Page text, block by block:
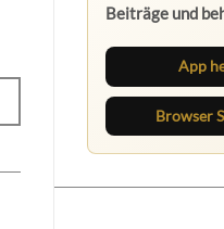
Beiträge und
App
Browser